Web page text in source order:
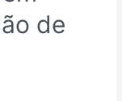
de